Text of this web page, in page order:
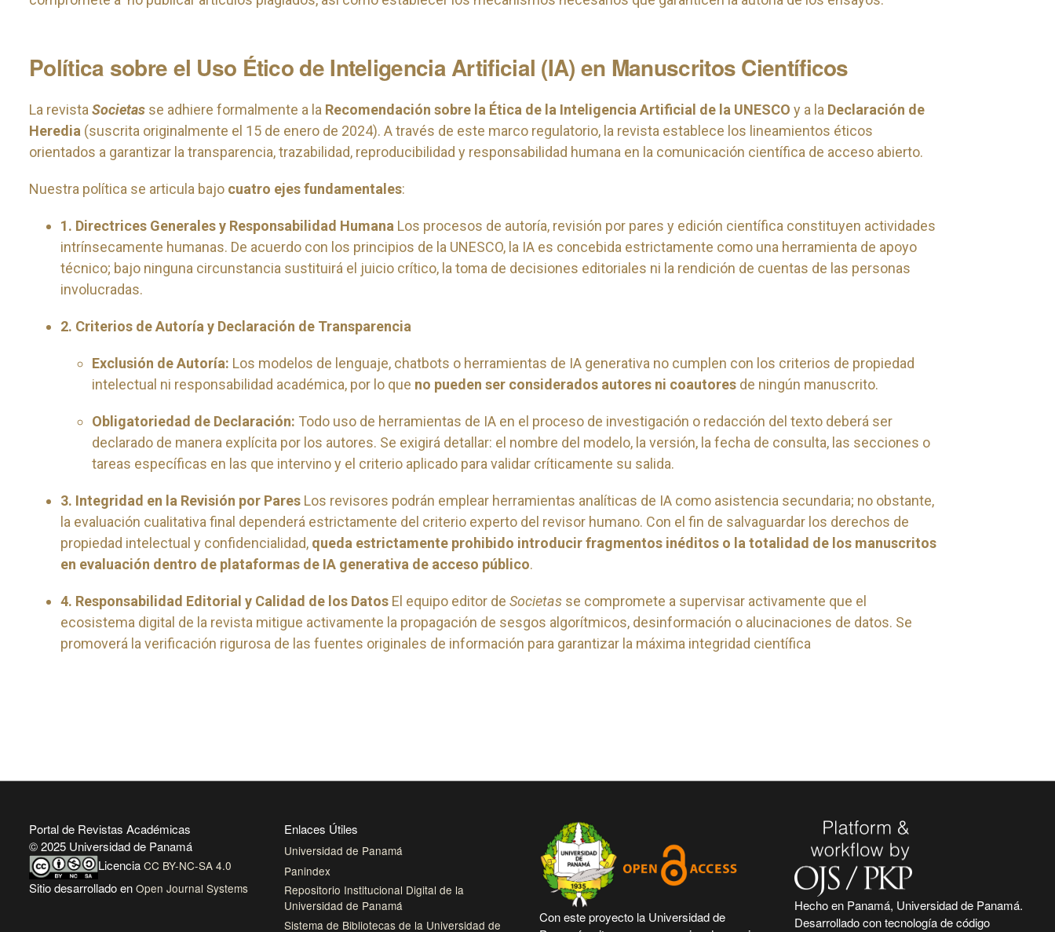
Política sobre el Uso Ético de Inteligencia Artificial (IA) en Manuscritos Científicos
La revista Societas se adhiere formalmente a la Recomendación sobre la Ética de la Inteligencia Artificial de la UNESCO y a la Declaración de
Heredia (suscrita originalmente el 15 de enero de 2024). A través de este marco regulatorio, la revista establece los lineamientos éticos
orientados a garantizar la transparencia, trazabilidad, reproducibilidad y responsabilidad humana en la comunicación científica de acceso abierto.
Nuestra política se articula bajo cuatro ejes fundamentales:
1. Directrices Generales y Responsabilidad Humana Los procesos de autoría, revisión por pares y edición científica constituyen actividades
intrínsecamente humanas. De acuerdo con los principios de la UNESCO, la IA es concebida estrictamente como una herramienta de apoyo
técnico; bajo ninguna circunstancia sustituirá el juicio crítico, la toma de decisiones editoriales ni la rendición de cuentas de las personas
involucradas.
2. Criterios de Autoría y Declaración de Transparencia
Exclusión de Autoría: Los modelos de lenguaje, chatbots o herramientas de IA generativa no cumplen con los criterios de propiedad
intelectual ni responsabilidad académica, por lo que no pueden ser considerados autores ni coautores de ningún manuscrito.
Obligatoriedad de Declaración: Todo uso de herramientas de IA en el proceso de investigación o redacción del texto deberá ser
declarado de manera explícita por los autores. Se exigirá detallar: el nombre del modelo, la versión, la fecha de consulta, las secciones o
tareas específicas en las que intervino y el criterio aplicado para validar críticamente su salida.
3. Integridad en la Revisión por Pares Los revisores podrán emplear herramientas analíticas de IA como asistencia secundaria; no obstante,
la evaluación cualitativa final dependerá estrictamente del criterio experto del revisor humano. Con el fin de salvaguardar los derechos de
propiedad intelectual y confidencialidad, queda estrictamente prohibido introducir fragmentos inéditos o la totalidad de los manuscritos
en evaluación dentro de plataformas de IA generativa de acceso público.
4. Responsabilidad Editorial y Calidad de los Datos El equipo editor de Societas se compromete a supervisar activamente que el
ecosistema digital de la revista mitigue activamente la propagación de sesgos algorítmicos, desinformación o alucinaciones de datos. Se
promoverá la verificación rigurosa de las fuentes originales de información para garantizar la máxima integridad científica
Portal de Revistas Académicas
© 2025 Universidad de Panamá
Licencia CC BY-NC-SA 4.0
Sitio desarrollado en Open Journal Systems
Enlaces Útiles
Universidad de Panamá
Panindex
Repositorio Institucional Digital de la
Universidad de Panamá
Sistema de Bibliotecas de la Universidad de
Con este proyecto la Universidad de
Hecho en Panamá, Universidad de Panamá.
Desarrollado con tecnología de código